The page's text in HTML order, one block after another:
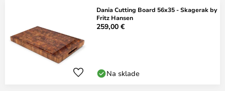
Dania Cutting Board 56x35 - Skagerak by
Fritz Hansen
259,00 €
Na sklade